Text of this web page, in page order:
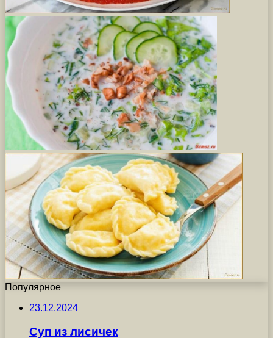
Популярное
23.12.2024
Суп из лисичек